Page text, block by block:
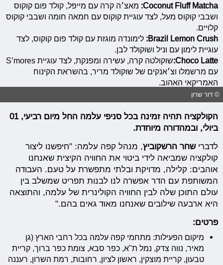
Coconut Fluff Matcha
: מאצ׳ה קרה עם מייפל, קולד פום קוקוס
ושבבי קוקוס מעל, לצד עוגיית קוקוס עם חמאה חומה ושבבי קוקוס
קלויים.
Brazil Lemon Crush
: לימונדה מוגזת עם קולד פום קוקוס, לצד
עוגיית לימון עם וניל ושוקולד לבן.
Choco Latte
:
שוקולטה קרה, עשירה ומפנקת, לצד עוגיית S’mores
עם מרשמלו וצ׳אנקים של שוקולד מריר, בהשראת הקינוח
האמריקאי האהוב.
© דור שרון
הקולקציה תהיה זמינה בכל סניפי עלמה החל מיום רביעי, 01
ביולי, ובמהדורה מיוחדת.
לדברישחר הרשקוביץ, מנהל קפה עלמה: "חיפשנו ליצור
קולקציה שמביאה לידי ביטוי את החוויה הקיצית שאנחנו
אוהבים: קלילה, מדויקת ובלתי מתפשרת על טעם. העבודה
המשותפת עם הדר אפשרה לנו לבנות תפריט שמשלב בין
עולם התוכן שלה לבין החוויה הקולינרית של עלמה, והתוצאה
היא ארבעה שילובים שאנחנו מאוד גאים בהם."
פרטים:
מיקום הפעילות: מתחמי קפה עלמה בכל רחבי הארץ (גן
מאיר, נווה צדק, נמל ת"א, כפר סבא, צומת כפר ברוך, קריית
טבעון, קריית מוצקין, ראשון לציון, רחובות, רמת השרון, רעננה